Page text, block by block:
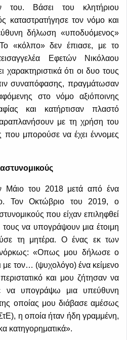
του. Βάσει του κλητήριου
καταστρατήγησε τον νόμο και
δήλωση «υποδυόμενος»
«κόλπο» δεν έπιασε, με το
Εφετών Νικόλαου
ότι οι δυο τους
συναπόφασης, πραγμάτωσαν
στο νόμο αξιόποινης
και κατήρτισαν πλαστό
με τη χρήση του
που μπορούσε να έχει έννομες
Μάιο του 2018 μετά από ένα
Τον Οκτώβριο του 2019, ο
που είχαν επιληφθεί
να υπογράψουν μια έτοιμη
τη μητέρα. Ο ένας εκ των
«Οπως μου δήλωσε ο
με τον… (ψυχολόγο) ένα κείμενο
και μου ζήτησαν να
να υπογράψω μια υπεύθυνη
οποίας μου διάβασε αμέσως
η οποία ήταν ήδη γραμμένη,
κατηγορηματικά».